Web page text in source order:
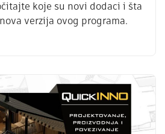
koje su novi dodaci i šta
verzija ovog programa.